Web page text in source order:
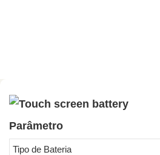
Parâmetro
Tipo de Bateria